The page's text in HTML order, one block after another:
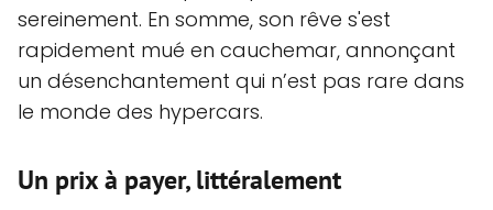
sereinement. En somme, son rêve s'est
rapidement mué en cauchemar, annonçant
un désenchantement qui n’est pas rare dans
le monde des hypercars.
Un prix à payer, littéralement